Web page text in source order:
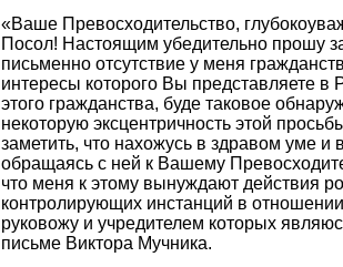
«Ваше Превосходительство,
Посол! Настоящим убедительно прошу
письменно отсутствие у меня
интересы которого Вы представляете в
этого гражданства, буде таковое
некоторую эксцентричность этой
заметить, что нахожусь в здравом уме и
обращаясь с ней к Вашему
что меня к этому вынуждают действия
контролирующих инстанций в
руковожу и учредителем которых
письме Виктора Мучника.